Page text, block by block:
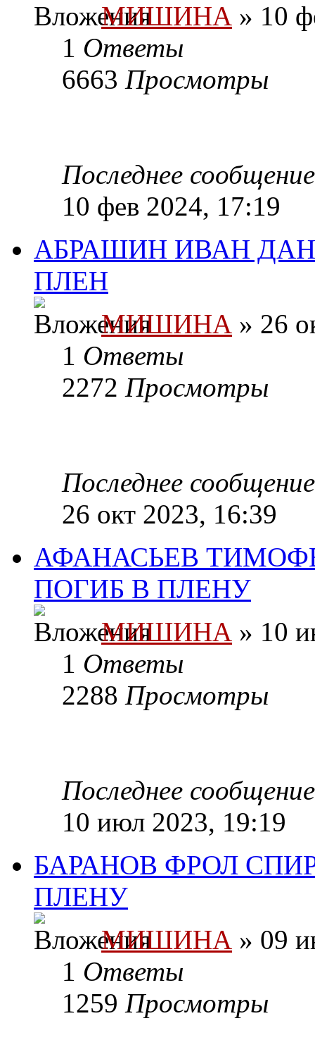
МИШИНА » 10
1 Ответы
6663 Просмотры
Последнее
10 фев 2024, 17:19
АБРАШИН ИВАН
ПЛЕН
МИШИНА » 26
1 Ответы
2272 Просмотры
Последнее
26 окт 2023, 16:39
АФАНАСЬЕВ
ПОГИБ В ПЛЕНУ
МИШИНА » 10
1 Ответы
2288 Просмотры
Последнее
10 июл 2023, 19:19
БАРАНОВ ФРОЛ
ПЛЕНУ
МИШИНА » 09
1 Ответы
1259 Просмотры